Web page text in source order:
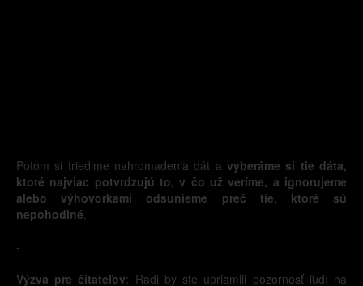
Potom si triedime nahromadenia dát a vyberáme si tie dáta,
ktoré najviac potvrdzujú to, v čo už veríme, a ignorujeme
alebo výhovorkami odsunieme preč tie, ktoré sú
nepohodlné.
-
Výzva pre čitateľov: Radi by ste upriamili pozornosť ľudí na